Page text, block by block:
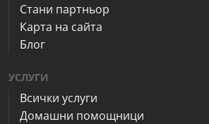
Стани партньор
Карта на сайта
Блог
УСЛУГИ
Всички услуги
Домашни помощници